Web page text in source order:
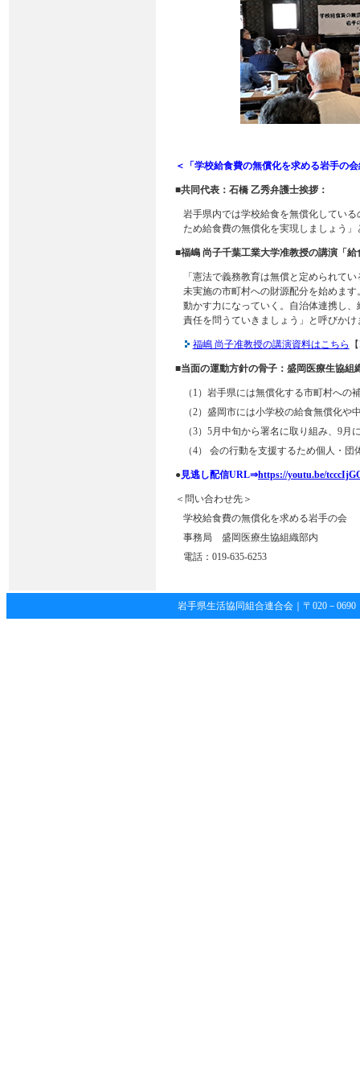
＜「学校給食費の無償化を求める岩手の
■共同代表：石橋 乙秀弁護士挨拶：
岩手県内では学校給食を無償化してい
ため給食費の無償化を実現しましょう」
■福嶋 尚子千葉工業大学准教授の講演「
「憲法で義務教育は無償と定められて
未実施の市町村への財源配分を始めま
動かす力になっていく。自治体連携し
責任を問うていきましょう」と呼びかけ
福嶋 尚子准教授の講演資料はこちら
■当面の運動方針の骨子：盛岡医療生協
（1）岩手県には無償化する市町村への
（2）盛岡市には小学校の給食無償化
（3）5月中旬から署名に取り組み、9
（4） 会の行動を支援するため個人・
●見逃し配信URL⇒https://youtu.be/
＜問い合わせ先＞
学校給食費の無償化を求める岩手の会
事務局 盛岡医療生協組織部内
電話：019-635-6253
岩手県生活協同組合連合会｜〒020－